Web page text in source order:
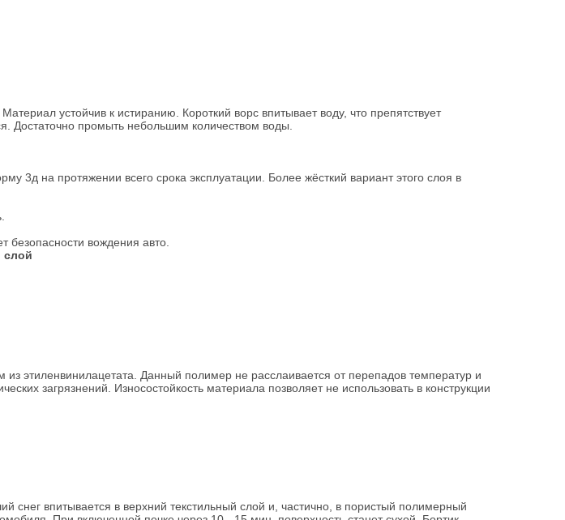
устойчив к истиранию. Короткий ворс впитывает воду, что препятствует
Достаточно промыть небольшим количеством воды.
3д на протяжении всего срока эксплуатации. Более жёсткий вариант этого слоя в
безопасности вождения авто.
слой
этиленвинилацетата. Данный полимер не расслаивается от перепадов температур и
загрязнений. Износостойкость материала позволяет не использовать в конструкции
впитывается в верхний текстильный слой и, частично, в пористый полимерный